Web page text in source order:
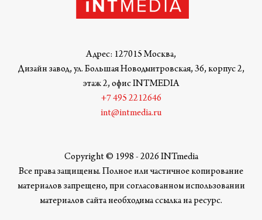
Адрес: 127015 Москва,
Дизайн завод, ул. Большая Новодмитровская, 36, корпус 2,
этаж 2, офис INTMEDIA
+7 495 2212646
int@intmedia.ru
Copyright © 1998 - 2026 INTmedia
Все права защищены. Полное или частичное копирование
материалов запрещено, при согласованном использовании
материалов сайта необходима ссылка на ресурс.